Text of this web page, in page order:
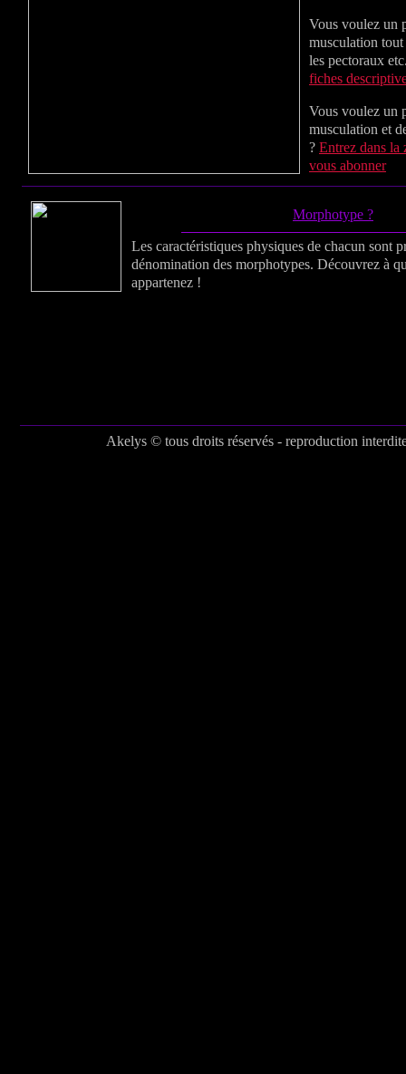
Vous voulez un
musculation
les pectoraux
fiches
Vous voulez un
musculation et
? Entrez dans la
vous abonner
Morphotype ?
Les caractéristiques physiques de chacun sont
dénomination des morphotypes. Découvrez à
appartenez !
Akelys © tous droits réservés - reproduction